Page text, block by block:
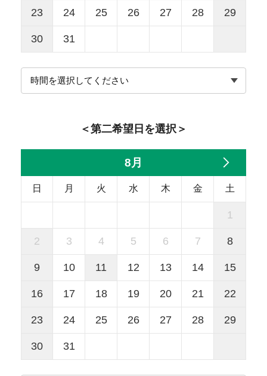
23 24 25 26 27 28 29
30 31
＜第二希望日を選択＞
8月
日 月 火 水 木 金 土
1
2 3 4 5 6 7 8
9 10 11 12 13 14 15
16 17 18 19 20 21 22
23 24 25 26 27 28 29
30 31